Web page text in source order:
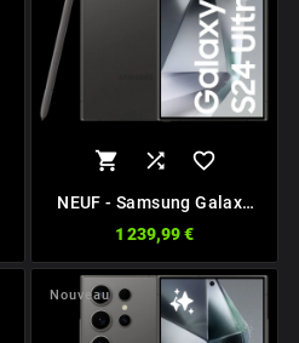
  
NEUF - Samsung Galaxy
1 239,99 €
Nouveau